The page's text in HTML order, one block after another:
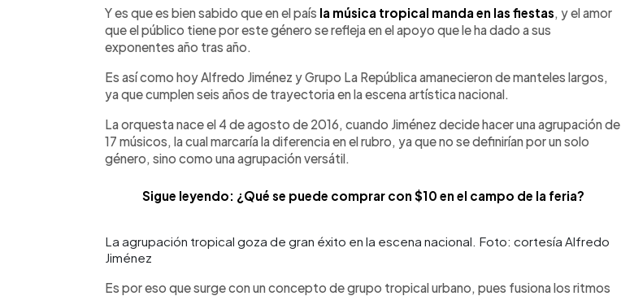
Y es que es bien sabido que en el país la música tropical manda en las fiestas, y el amor
que el público tiene por este género se refleja en el apoyo que le ha dado a sus
exponentes año tras año.
Es así como hoy Alfredo Jiménez y Grupo La República amanecieron de manteles largos,
ya que cumplen seis años de trayectoria en la escena artística nacional.
La orquesta nace el 4 de agosto de 2016, cuando Jiménez decide hacer una agrupación de
17 músicos, la cual marcaría la diferencia en el rubro, ya que no se definirían por un solo
género, sino como una agrupación versátil.
Sigue leyendo: ¿Qué se puede comprar con $10 en el campo de la feria?
La agrupación tropical goza de gran éxito en la escena nacional. Foto: cortesía Alfredo
Jiménez
Es por eso que surge con un concepto de grupo tropical urbano, pues fusiona los ritmos